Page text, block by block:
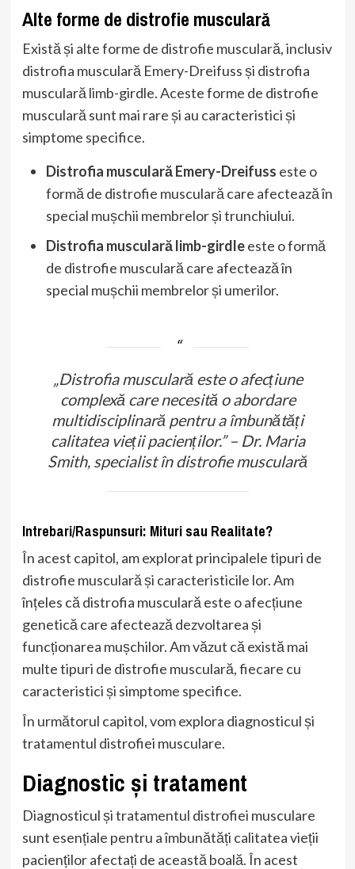
Alte forme de distrofie musculară
Există și alte forme de distrofie musculară, inclusiv
distrofia musculară Emery-Dreifuss și distrofia
musculară limb-girdle. Aceste forme de distrofie
musculară sunt mai rare și au caracteristici și
simptome specifice.
Distrofia musculară Emery-Dreifuss este o
formă de distrofie musculară care afectează în
special mușchii membrelor și trunchiului.
Distrofia musculară limb-girdleeste o formă
de distrofie musculară care afectează în
special mușchii membrelor și umerilor.
„Distrofia musculară este o afecțiune
complexă care necesită o abordare
multidisciplinară pentru a îmbunătăți
calitatea vieții pacienților.” – Dr. Maria
Smith, specialist în distrofie musculară
Intrebari/Raspunsuri: Mituri sau Realitate?
În acest capitol, am explorat principalele tipuri de
distrofie musculară și caracteristicile lor. Am
înțeles că distrofia musculară este o afecțiune
genetică care afectează dezvoltarea și
funcționarea mușchilor. Am văzut că există mai
multe tipuri de distrofie musculară, fiecare cu
caracteristici și simptome specifice.
În următorul capitol, vom explora diagnosticul și
tratamentul distrofiei musculare.
Diagnostic și tratament
Diagnosticul și tratamentul distrofiei musculare
sunt esențiale pentru a îmbunătăți calitatea vieții
pacienților afectați de această boală. În acest